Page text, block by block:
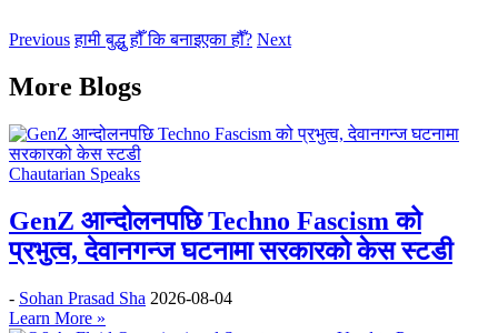
Previous हामी बुद्धु हौँ कि बनाइएका हौँ? Next
More Blogs
Chautarian Speaks
GenZ आन्दोलनपछि Techno Fascism को
प्रभुत्व, देवानगन्ज घटनामा सरकारको केस स्टडी
- Sohan Prasad Sha 2026-08-04
Learn More »